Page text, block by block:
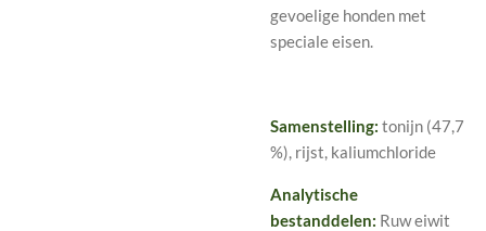
gevoelige honden met
speciale eisen.
Samenstelling: tonijn (47,7
%), rijst, kaliumchloride
Analytische
bestanddelen: Ruw eiwit